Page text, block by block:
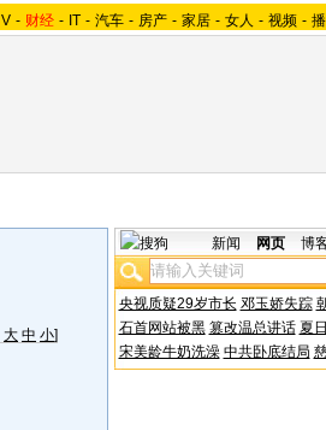
V - 财经 - IT - 汽车 - 房产 - 家居 - 女人 - 视频 -
大 中 小]
新闻 网页 博
央视质疑29岁市长 邓玉娇失踪
石首网站被黑 篡改温总讲话 夏
宋美龄牛奶洗澡 中共卧底结局